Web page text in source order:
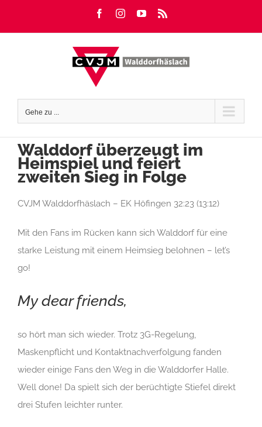
FacebookInstagramYouTube
Gehe zu ...
Walddorf überzeugt im
Heimspiel und feiert
zweiten Sieg in Folge
CVJM Walddorfhäslach – EK Höfingen 32:23 (13:12)
Mit den Fans im Rücken kann sich Walddorf für eine
starke Leistung mit einem Heimsieg belohnen – let’s
go!
My dear friends,
so hört man sich wieder. Trotz 3G-Regelung,
Maskenpflicht und Kontaktnachverfolgung fanden
wieder einige Fans den Weg in die Walddorfer Halle.
Well done! Da spielt sich der berüchtigte Stiefel direkt
drei Stufen leichter runter.